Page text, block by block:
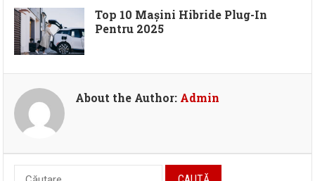
Top 10 Mașini Hibride Plug-In
Pentru 2025
About the Author: Admin
Caută